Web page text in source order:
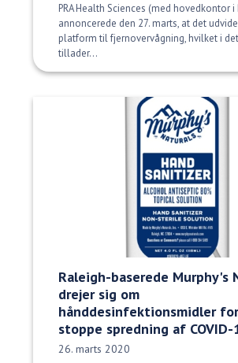
PRA Health Sciences (med hovedkontor i
annoncerede den 27. marts, at det
platform til fjernovervågning, hvilket i
tillader...
Raleigh-baserede Murphy's
drejer sig om
hånddesinfektionsmidler
stoppe spredning af COVID-
Udgivelsesdato:
26. marts 2020